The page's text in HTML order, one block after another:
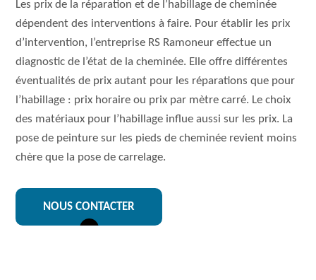
Les prix de la réparation et de l’habillage de cheminée
dépendent des interventions à faire. Pour établir les prix
d’intervention, l’entreprise RS Ramoneur effectue un
diagnostic de l’état de la cheminée. Elle offre différentes
éventualités de prix autant pour les réparations que pour
l’habillage : prix horaire ou prix par mètre carré. Le choix
des matériaux pour l’habillage influe aussi sur les prix. La
pose de peinture sur les pieds de cheminée revient moins
chère que la pose de carrelage.
NOUS CONTACTER